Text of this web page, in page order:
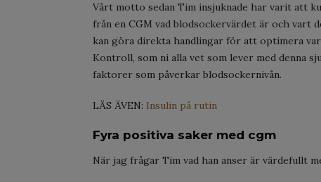
Vårt motto sedan Tim insjuknade har varit att
från en CGM vad blodsockervärdet är och vart
kan göra direkta handlingar för att optimera
Kontroll, som ni alla vet som lever med denna
faktorer som påverkar blodsockernivån.
LÄS ÄVEN: Insulin på rutin
Fyra positiva saker med cgm
När jag frågar Tim vad han anser är värdefullt